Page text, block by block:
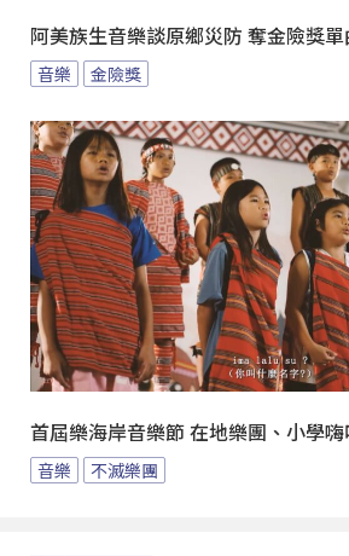
阿美族生音樂談原鄉災防 奪金險獎單
音樂 金險獎
首屆樂海岸音樂節 在地樂團、小學
音樂 不滅樂團